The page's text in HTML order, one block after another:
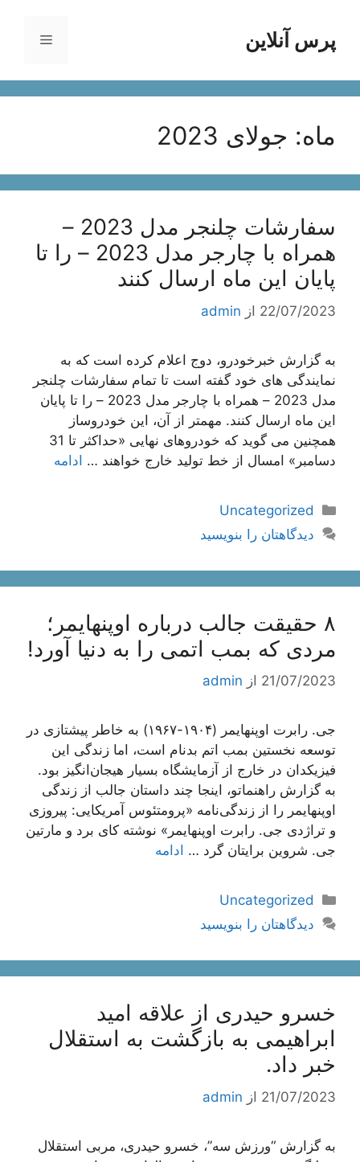
محتواپرس آنلاین فهرست
ماه: جولای 2023
سفارشات چلنجر مدل 2023 –
همراه با چارجر مدل 2023 – را تا
پایان این ماه ارسال کنند
22/07/2023 از admin
به گزارش خبرخودرو، دوج اعلام کرده است که به
نمایندگی های خود گفته است تا تمام سفارشات چلنجر
مدل 2023 – همراه با چارجر مدل 2023 – را تا پایان
این ماه ارسال کنند. مهمتر از آن، این خودروساز
همچنین می گوید که خودروهای نهایی «حداکثر تا 31
دسامبر» امسال از خط تولید خارج خواهند … ادامه
دسته‌ها
Uncategorized
دیدگاهتان را بنویسید
۸ حقیقت جالب درباره اوپنهایمر؛
مردی که بمب اتمی را به دنیا آورد!
21/07/2023 از admin
جی. رابرت اوپنهایمر (۱۹۰۴-۱۹۶۷) به خاطر پیشتازی در
توسعه نخستین بمب اتم بدنام است، اما زندگی این
فیزیکدان در خارج از آزمایشگاه بسیار هیجان‌انگیز بود.
به گزارش راهنماتو، اینجا چند داستان جالب از زندگی
اوپنهایمر را از زندگی‌نامه «پرومتئوس آمریکایی: پیروزی
و تراژدی جی. رابرت اوپنهایمر» نوشته کای برد و مارتین
جی. شروین برایتان گرد … ادامه
دسته‌ها
Uncategorized
دیدگاهتان را بنویسید
خسرو حیدری از علاقه امید
ابراهیمی به بازگشت به استقلال
خبر داد.
21/07/2023 از admin
به گزارش “ورزش سه”، خسرو حیدری، مربی استقلال